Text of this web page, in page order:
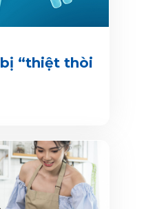
“thiệt thòi